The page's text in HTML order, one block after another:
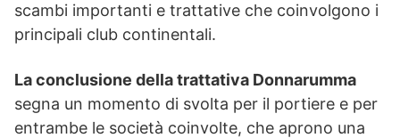
scambi importanti e trattative che coinvolgono i
principali club continentali.
La conclusione della trattativa Donnarumma
segna un momento di svolta per il portiere e per
entrambe le società coinvolte, che aprono una